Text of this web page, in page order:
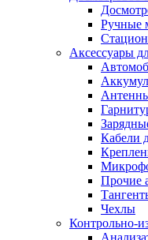
Ручные
Аксессуары
Кабели
Прочие
Чехлы
Контрольно-